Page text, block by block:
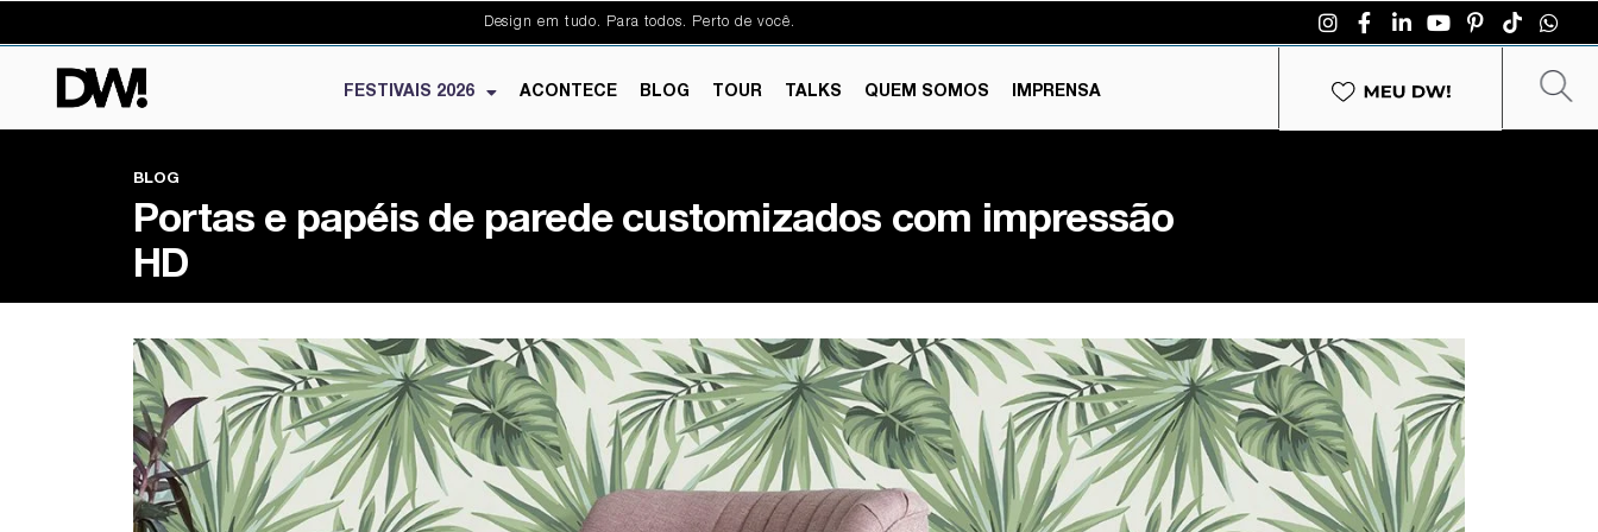
Design em tudo. Para todos. Perto de você.
FESTIVAIS 2026 ACONTECE BLOG TOUR TALKS QUEM SOMOS IMPRENSA
BLOG
Portas e papéis de parede customizados com impressão
HD